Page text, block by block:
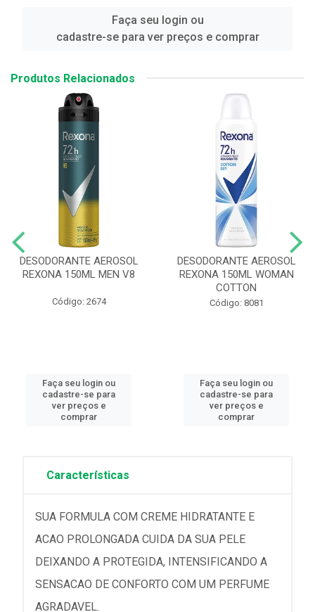
Faça seu login ou
cadastre-se para ver preços e comprar
Produtos Relacionados
DESODORANTE AEROSOL
REXONA 150ML MEN V8
Código: 2674
Faça seu login ou
cadastre-se para
ver preços e
comprar
DESODORANTE AEROSOL
REXONA 150ML WOMAN
COTTON
Código: 8081
Faça seu login ou
cadastre-se para
ver preços e
comprar
Características
SUA FORMULA COM CREME HIDRATANTE E
ACAO PROLONGADA CUIDA DA SUA PELE
DEIXANDO A PROTEGIDA, INTENSIFICANDO A
SENSACAO DE CONFORTO COM UM PERFUME
AGRADAVEL.